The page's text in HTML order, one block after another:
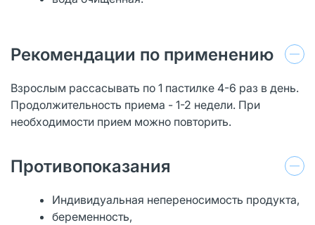
Рекомендации по применению
Взрослым рассасывать по 1 пастилке 4-6 раз в день.
Продолжительность приема - 1-2 недели. При
необходимости прием можно повторить.
Противопоказания
Индивидуальная непереносимость продукта,
беременность,